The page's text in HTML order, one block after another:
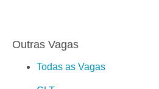
Outras Vagas
Todas as Vagas